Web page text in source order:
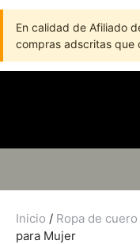
En calidad de Afiliado
compras adscritas que
Inicio / Ropa de cuero
para Mujer